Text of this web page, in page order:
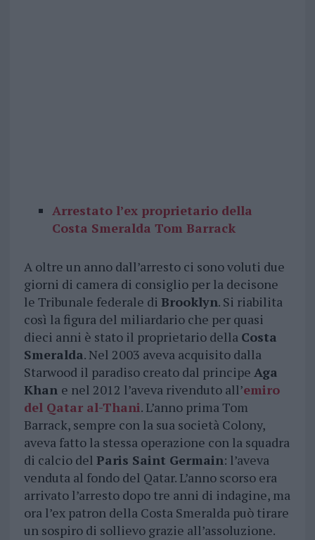
Arrestato l’ex proprietario della
Costa Smeralda Tom Barrack
A oltre un anno dall’arresto ci sono voluti due
giorni di camera di consiglio per la decisone
le Tribunale federale di Brooklyn. Si riabilita
così la figura del miliardario che per quasi
dieci anni è stato il proprietario della Costa
Smeralda. Nel 2003 aveva acquisito dalla
Starwood il paradiso creato dal principe Aga
Khan e nel 2012 l’aveva rivenduto all’emiro
del Qatar al-Thani. L’anno prima Tom
Barrack, sempre con la sua società Colony,
aveva fatto la stessa operazione con la squadra
di calcio del Paris Saint Germain: l’aveva
venduta al fondo del Qatar. L’anno scorso era
arrivato l’arresto dopo tre anni di indagine, ma
ora l’ex patron della Costa Smeralda può tirare
un sospiro di sollievo grazie all’assoluzione.